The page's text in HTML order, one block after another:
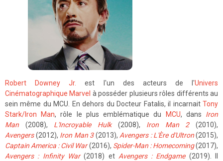
Robert Downey Jr. est l'un des acteurs de l'Univers
Cinématographique Marvel à posséder plusieurs rôles différents au
sein même du MCU. En dehors du Docteur Fatalis, il incarnait Tony
Stark/Iron Man, rôle le plus emblématique du MCU, dans Iron
Man (2008), L'Incroyable Hulk(2008), Iron Man 2(2010),
Avengers(2012), Iron Man 3(2013), Avengers : L'Ère d'Ultron(2015),
Captain America : Civil War(2016), Spider-Man : Homecoming(2017),
Avengers : Infinity War(2018) et Avengers : Endgame(2019). Il